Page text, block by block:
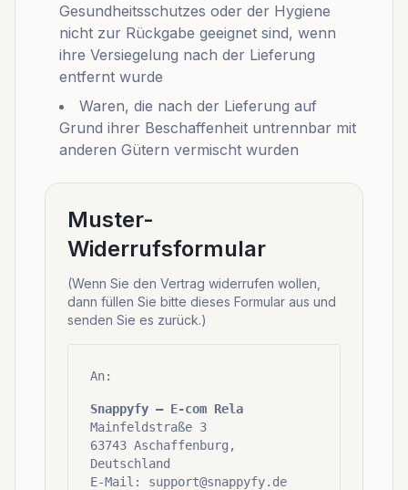
Gesundheitsschutzes oder der Hygiene
nicht zur Rückgabe geeignet sind, wenn
ihre Versiegelung nach der Lieferung
entfernt wurde
Waren, die nach der Lieferung auf
Grund ihrer Beschaffenheit untrennbar mit
anderen Gütern vermischt wurden
Muster-
Widerrufsformular
(Wenn Sie den Vertrag widerrufen wollen,
dann füllen Sie bitte dieses Formular aus und
senden Sie es zurück.)
An:
Snappyfy – E-com Rela
Mainfeldstraße 3
63743 Aschaffenburg,
Deutschland
E-Mail: support@snappyfy.de